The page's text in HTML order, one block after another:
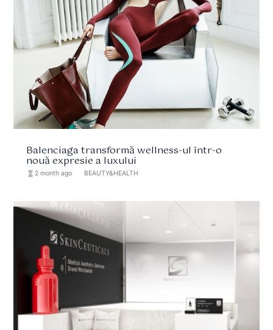
Balenciaga transformă wellness-ul într-o
nouă expresie a luxului
hourglass_full 2 month ago BEAUTY&HEALTH